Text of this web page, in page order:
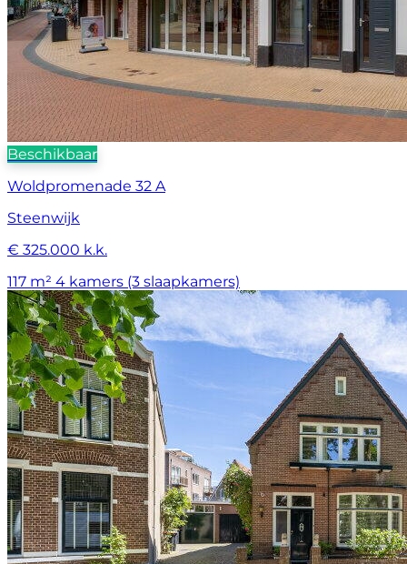
Beschikbaar
Woldpromenade 32 A
Steenwijk
€ 325.000 k.k.
117 m² 4 kamers (3 slaapkamers)